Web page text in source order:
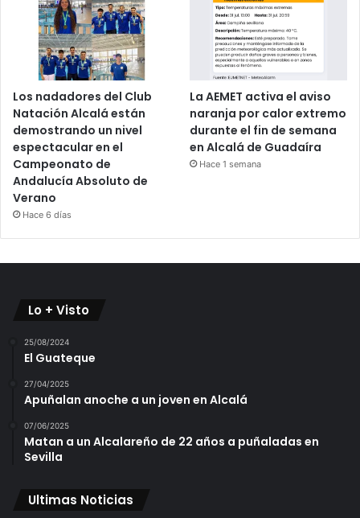
Los nadadores del Club
Natación Alcalá están
demostrando un nivel
espectacular en el
Campeonato de
Andalucía Absoluto de
Verano
Hace 6 días
La AEMET activa el aviso
naranja por calor extremo
durante el fin de semana
en Alcalá de Guadaíra
Hace 1 semana
Lo + Visto
25/08/2024
El Guateque
27/04/2025
Apuñalan anoche a un joven en Alcalá
07/06/2025
Matan a un Alcalareño de 22 años a puñaladas en
Sevilla
Ultimas Noticias